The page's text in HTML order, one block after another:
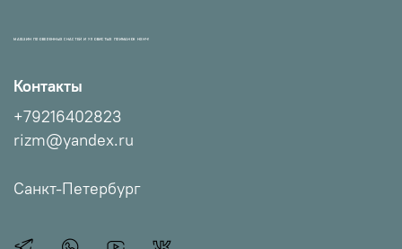
МАГАЗИН ПРОВЕРЕННЫХ СНАСТЕЙ И УЛОВИСТЫХ ПРИМАНОК НХНЧ!
Контакты
+79216402823
rizm@yandex.ru
Санкт-Петербург